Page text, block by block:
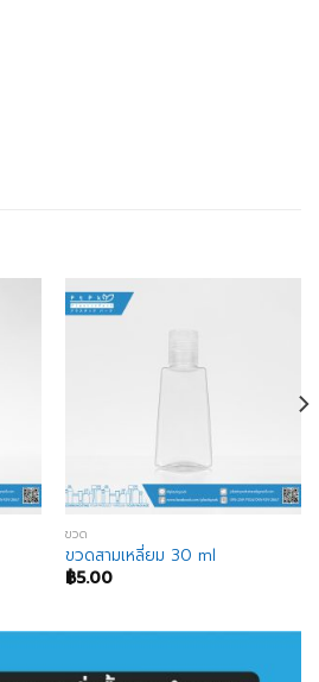
ขวด
ขวดสามเหลี่ยม 30 ml
฿5.00